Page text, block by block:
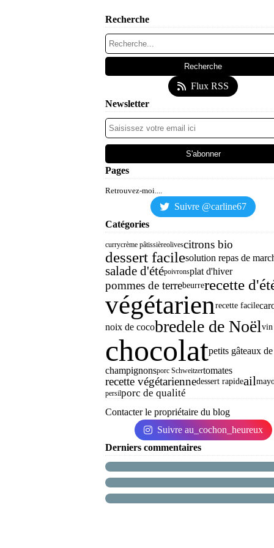
Recherche
Flux RSS
Newsletter
Pages
Retrouvez-moi....
Suivre @carline67
Catégories
currycrème pâtissièreolivescitrons bio
dessert facilesolution repas de
salade d'étépoivronsplat d'hiver
pommes de terrebeurrerecette
végétarienrecette facile
noix de cocobredele de Noël vin
chocolatpetits gâteaux
champignonsporc Schweitzertomates
recette végétariennedessert rapideail
persilporc de qualité
Contacter le propriétaire du blog
Suivre au_cochon_heureux
Derniers commentaires